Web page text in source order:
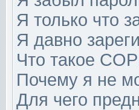
Я только что
Я давно
Что такое
Почему я не
Для чего